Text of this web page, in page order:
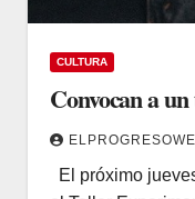
CULTURA
Convocan a
El próximo